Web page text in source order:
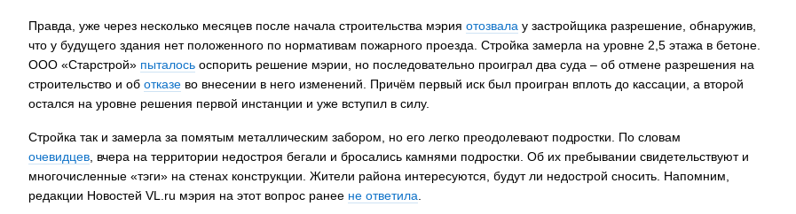
Правда, уже через несколько месяцев после начала строительства мэрия отозвала у застройщика разрешение, обнаружив,
что у будущего здания нет положенного по нормативам пожарного проезда. Стройка замерла на уровне 2,5 этажа в бетоне.
ООО «Старстрой» пыталось оспорить решение мэрии, но последовательно проиграл два суда – об отмене разрешения на
строительство и об отказе во внесении в него изменений. Причём первый иск был проигран вплоть до кассации, а второй
остался на уровне решения первой инстанции и уже вступил в силу.
Стройка так и замерла за помятым металлическим забором, но его легко преодолевают подростки. По словам
очевидцев , вчера на территории недостроя бегали и бросались камнями подростки. Об их пребывании свидетельствуют и
многочисленные «тэги» на стенах конструкции. Жители района интересуются, будут ли недострой сносить. Напомним,
редакции Новостей VL.ru мэрия на этот вопрос ранее не ответила